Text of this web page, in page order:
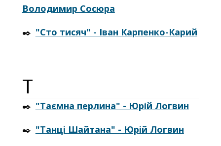
Володимир Сосюра
✒️ "Сто тисяч" - Іван Карпенко-Карий
Т
✒️ "Таємна перлина" - Юрій Логвин
✒️ "Танці Шайтана" - Юрій Логвин